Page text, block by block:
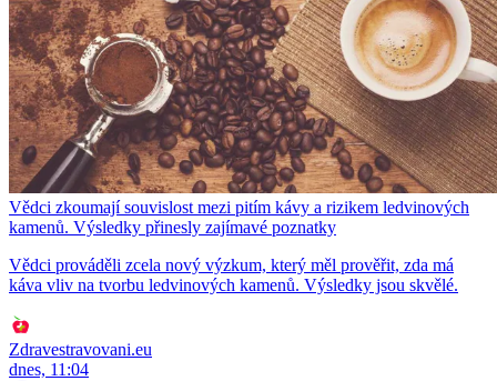
Vědci zkoumají souvislost mezi pitím kávy a rizikem ledvinových
kamenů. Výsledky přinesly zajímavé poznatky
Vědci prováděli zcela nový výzkum, který měl prověřit, zda má
káva vliv na tvorbu ledvinových kamenů. Výsledky jsou skvělé.
Zdravestravovani.eu
dnes, 11:04